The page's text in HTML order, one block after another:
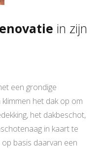
in zijn
een grondige
het dak op om
het dakbeschot,
in kaart te
basis daarvan een